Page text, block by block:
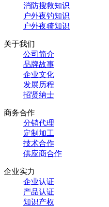
消防搜救知识
户外夜钓知识
户外夜骑知识
关于我们
公司简介
品牌故事
企业文化
发展历程
招贤纳士
商务合作
分销代理
定制加工
技术合作
供应商合作
企业实力
企业认证
产品认证
知识产权